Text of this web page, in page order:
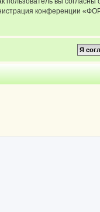
конференции